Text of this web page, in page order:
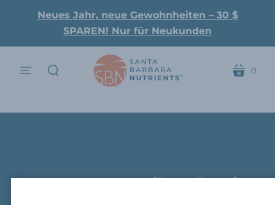
Neues Jahr, neue Gewohnheiten – 30 $
SPAREN! Nur für Neukunden
Speisekarte Wagen
0
Patent In Mexiko Für Die